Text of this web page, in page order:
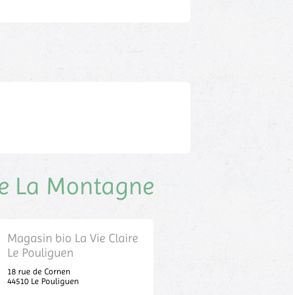
La Montagne
Magasin bio La Vie Claire
Le Pouliguen
18 rue de Cornen
44510 Le Pouliguen